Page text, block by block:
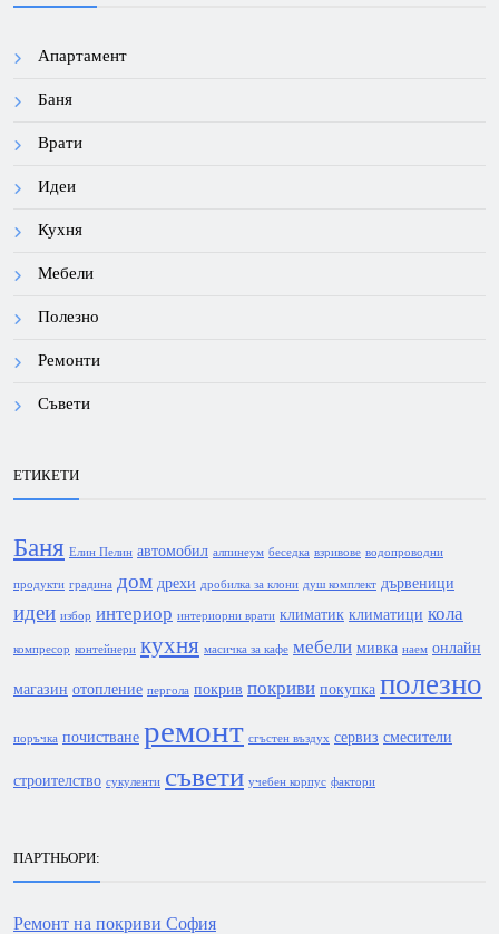
Апартамент
Баня
Врати
Идеи
Кухня
Мебели
Полезно
Ремонти
Съвети
ЕТИКЕТИ
Баня Елин Пелин автомобил алпинеум беседка взривове водопроводни
продукти градина дом дрехи дробилка за клони душ комплект дървеници
идеи избор интериор интериорни врати климатик климатици кола
компресор контейнери кухня масичка за кафе мебели мивка наем онлайн
магазин отопление пергола покрив покриви покупка полезно
поръчка почистване ремонт сгъстен въздух сервиз смесители
строителство сукуленти съвети учебен корпус фактори
ПАРТНЬОРИ:
Ремонт на покриви София